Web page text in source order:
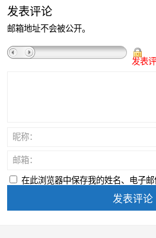
发表评论
邮箱地址不会被公开。
发表
昵称：
邮箱：
在此浏览器中保存我的姓名、电子邮